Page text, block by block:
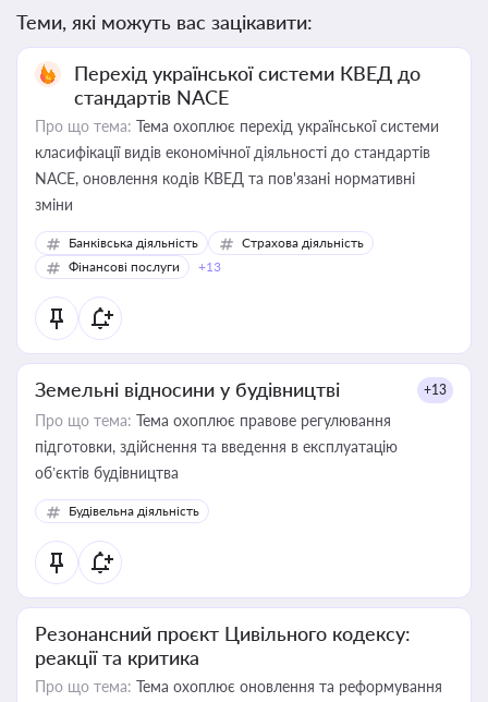
Теми, які можуть вас зацікавити:
Перехід української системи КВЕД до
стандартів NACE
Про що тема: Тема охоплює перехід української системи
класифікації видів економічної діяльності до стандартів
NACE, оновлення кодів КВЕД та пов'язані нормативні
зміни
Банківська діяльність
Страхова діяльність
Фінансові послуги
+13
Земельні відносини у будівництві +13
Про що тема: Тема охоплює правове регулювання
підготовки, здійснення та введення в експлуатацію
об’єктів будівництва
Будівельна діяльність
Резонансний проєкт Цивільного кодексу:
реакції та критика
Про що тема: Тема охоплює оновлення та реформування